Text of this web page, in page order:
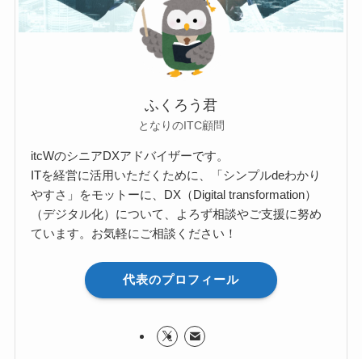
ふくろう君
となりのITC顧問
itcWのシニアDXアドバイザーです。
ITを経営に活用いただくために、「シンプルdeわかり
やすさ」をモットーに、DX（Digital transformation）
（デジタル化）について、よろず相談やご支援に努め
ています。お気軽にご相談ください！
代表のプロフィール